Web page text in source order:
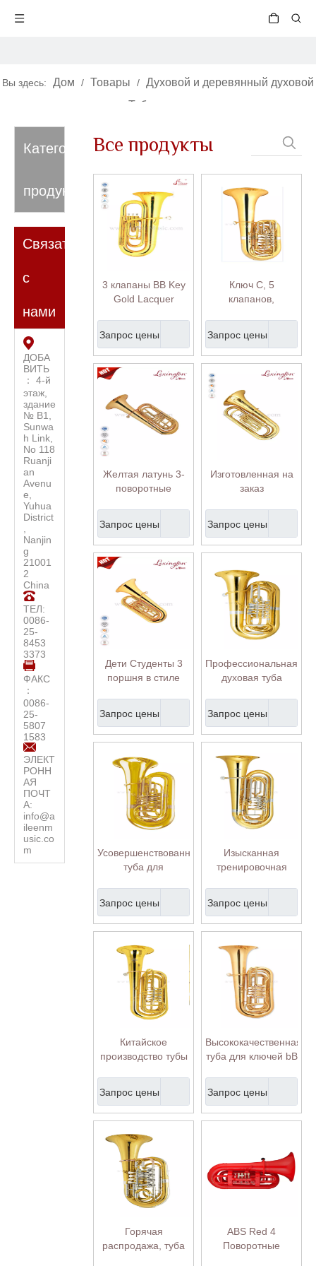
Вы здесь: Дом / Товары / Духовой и деревянный духовой
Туба
Категория
продукта
Связаться
с
нами
ДОБА
ВИТЬ
： 4-й
этаж,
здание
№ B1,
Sunwa
h Link,
No 118
Ruanji
an
Avenu
e,
Yuhua
District
Nanjin
g
21001
2
China
ТЕЛ:
0086-
25-
8453
3373
ФАКС
：
0086-
25-
5807
1583
ЭЛЕКТ
РОНН
АЯ
ПОЧТ
А:
info@a
ileenm
usic.co
m
Все продукты
3 клапаны BB Key
Gold Lacquer
Запрос цены
Ключ C, 5
клапанов,
пластика
(TU9953G-SYY)
Запрос цены
Желтая латунь 3-
поворотные
(TU9932G)
Запрос цены
Изготовленная на
заказ
исполнения
оркестра
Запрос цены
Дети Студенты 3
поршня в стиле
Запрос цены
Профессиональная
духовая туба
Запрос цены
Усовершенствованная
туба для
оркестра (TU-
MR4310G-SRY)
Запрос цены
Изысканная
тренировочная
(TU-GR43500G-
SSY)
Запрос цены
Китайское
производство тубы
GR4320G)
Запрос цены
Высококачественная
туба для ключей bB
GR4410G)
Запрос цены
Горячая
распродажа, туба
ABS Red 4
Поворотные